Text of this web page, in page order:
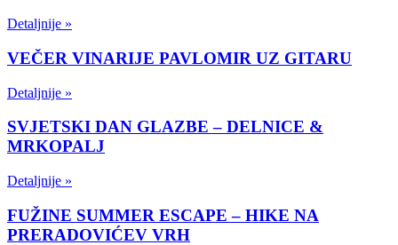
Detaljnije »
VEČER VINARIJE PAVLOMIR UZ GITARU
Detaljnije »
SVJETSKI DAN GLAZBE – DELNICE &
MRKOPALJ
Detaljnije »
FUŽINE SUMMER ESCAPE – HIKE NA
PRERADOVIĆEV VRH